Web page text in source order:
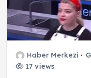
Haber Merkezi
17 views